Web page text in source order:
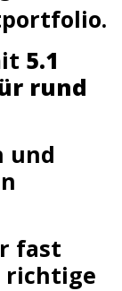
5.1
rund
und
fast
richtige